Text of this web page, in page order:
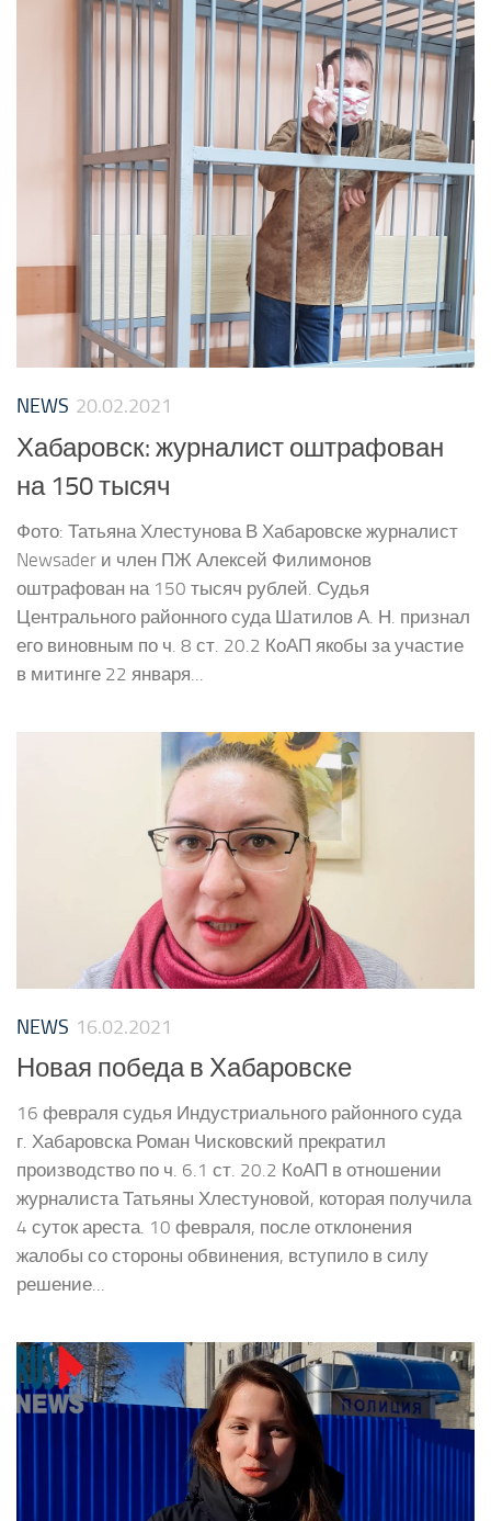
NEWS 20.02.2021
Хабаровск: журналист оштрафован
на 150 тысяч
Фото: Татьяна Хлестунова В Хабаровске журналист
Newsader и член ПЖ Алексей Филимонов
оштрафован на 150 тысяч рублей. Судья
Центрального районного суда Шатилов А. Н. признал
его виновным по ч. 8 ст. 20.2 КоАП якобы за участие
в митинге 22 января...
NEWS 16.02.2021
Новая победа в Хабаровске
16 февраля судья Индустриального районного суда
г. Хабаровска Роман Чисковский прекратил
производство по ч. 6.1 ст. 20.2 КоАП в отношении
журналиста Татьяны Хлестуновой, которая получила
4 суток ареста. 10 февраля, после отклонения
жалобы со стороны обвинения, вступило в силу
решение...